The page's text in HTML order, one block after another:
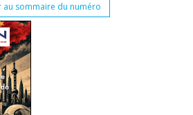
au sommaire du numéro